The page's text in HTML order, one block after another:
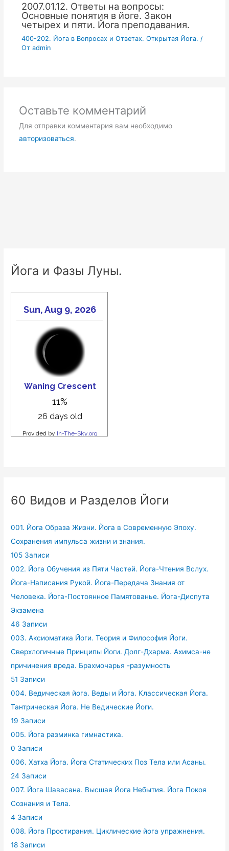
2007.01.12. Ответы на вопросы:
Основные понятия в йоге. Закон
четырех и пяти. Йога преподавания.
400-202. Йога в Вопросах и Ответах. Открытая Йога. /
От admin
Оставьте комментарий
Для отправки комментария вам необходимо
авторизоваться.
Йога и Фазы Луны.
60 Видов и Разделов Йоги
001. Йога Образа Жизни. Йога в Современную Эпоху.
Сохранения импульса жизни и знания.
105 Записи
002. Йога Обучения из Пяти Частей. Йога-Чтения Вслух.
Йога-Написания Рукой. Йога-Передача Знания от
Человека. Йога-Постоянное Памятованье. Йога-Диспута
Экзамена
46 Записи
003. Аксиоматика Йоги. Теория и Философия Йоги.
Сверхлогичные Принципы Йоги. Долг-Дхарма. Ахимса-не
причинения вреда. Брахмочарья -разумность
51 Записи
004. Ведическая йога. Веды и Йога. Классическая Йога.
Тантрическая Йога. Не Ведические Йоги.
19 Записи
005. Йога разминка гимнастика.
0 Записи
006. Хатха Йога. Йога Статических Поз Тела или Асаны.
24 Записи
007. Йога Шавасана. Высшая Йога Небытия. Йога Покоя
Сознания и Тела.
4 Записи
008. Йога Простирания. Циклические йога упражнения.
18 Записи